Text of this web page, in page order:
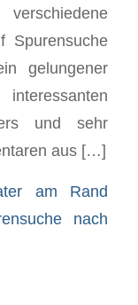
Spurensuche
gelungener
und sehr
aus […]
am Rand
nach